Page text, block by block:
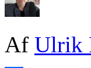
Af Ulrik